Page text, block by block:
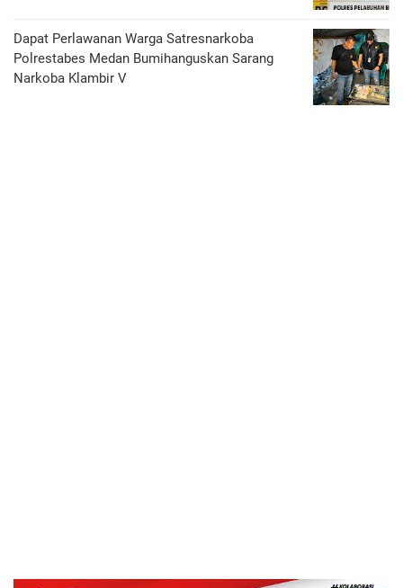
Dapat Perlawanan Warga Satresnarkoba
Polrestabes Medan Bumihanguskan Sarang
Narkoba Klambir V